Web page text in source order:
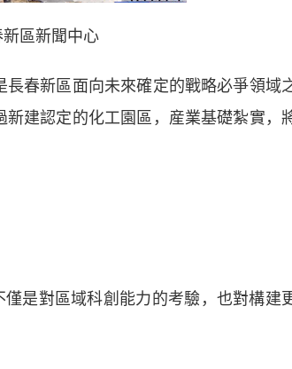
區新聞中心
春新區面向未來確定的戰略必爭領域
建認定的化工園區，産業基礎紮實，
是對區域科創能力的考驗，也對構建